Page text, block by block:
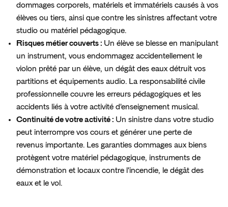
dommages corporels, matériels et immatériels causés à vos
élèves ou tiers, ainsi que contre les sinistres affectant votre
studio ou matériel pédagogique.
Risques métier couverts : Un élève se blesse en manipulant
un instrument, vous endommagez accidentellement le
violon prêté par un élève, un dégât des eaux détruit vos
partitions et équipements audio. La responsabilité civile
professionnelle couvre les erreurs pédagogiques et les
accidents liés à votre activité d'enseignement musical.
Continuité de votre activité : Un sinistre dans votre studio
peut interrompre vos cours et générer une perte de
revenus importante. Les garanties dommages aux biens
protègent votre matériel pédagogique, instruments de
démonstration et locaux contre l'incendie, le dégât des
eaux et le vol.